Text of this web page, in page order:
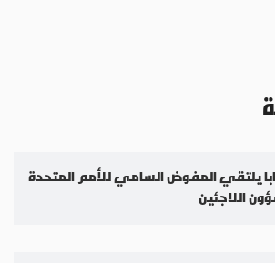
يلتقي المفوض السامي للأمم المتحدة
اللاجئين